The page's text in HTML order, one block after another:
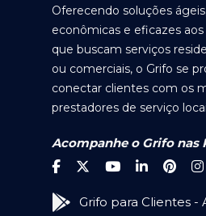
Oferecendo soluções
econômicas e eficazes
que buscam serviços
ou comerciais, o Grifo se
conectar clientes com os
prestadores de serviço
Acompanhe o Grifo nas
Grifo para Clientes -